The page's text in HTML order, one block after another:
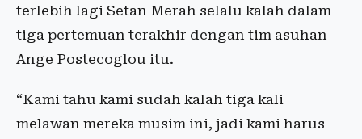
terlebih lagi Setan Merah selalu kalah dalam
tiga pertemuan terakhir dengan tim asuhan
Ange Postecoglou itu.
“Kami tahu kami sudah kalah tiga kali
melawan mereka musim ini, jadi kami harus